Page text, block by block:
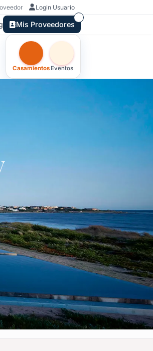
Login Usuario
Mis Proveedores
Otras versiones de esta ficha por
Casamientos Eventos